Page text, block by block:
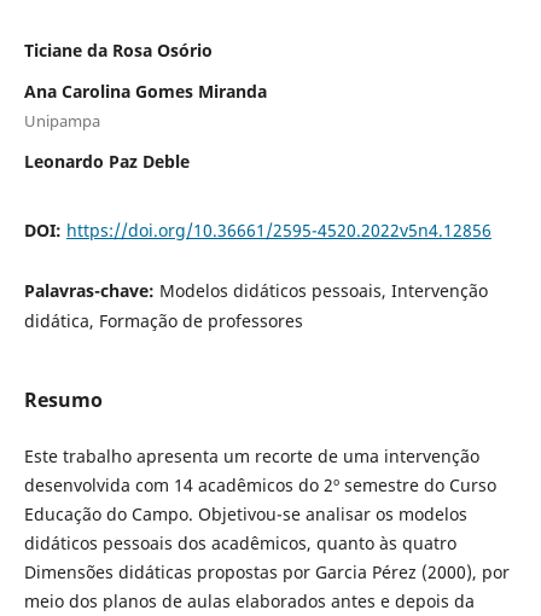
Ticiane da Rosa Osório
Ana Carolina Gomes Miranda
Unipampa
Leonardo Paz Deble
DOI: https://doi.org/10.36661/2595-4520.2022v5n4.12856
Palavras-chave: Modelos didáticos pessoais, Intervenção
didática, Formação de professores
Resumo
Este trabalho apresenta um recorte de uma intervenção
desenvolvida com 14 acadêmicos do 2º semestre do Curso
Educação do Campo. Objetivou-se analisar os modelos
didáticos pessoais dos acadêmicos, quanto às quatro
Dimensões didáticas propostas por Garcia Pérez (2000), por
meio dos planos de aulas elaborados antes e depois da